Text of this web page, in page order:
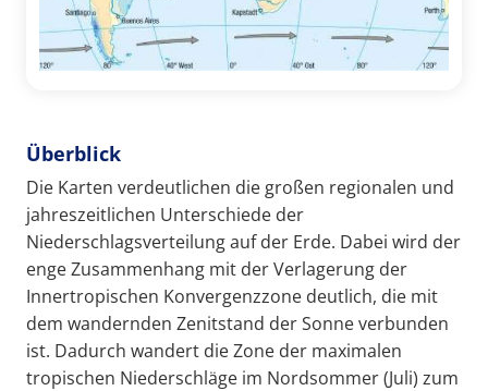
Überblick
Die Karten verdeutlichen die großen regionalen und
jahreszeitlichen Unterschiede der
Niederschlagsverteilung auf der Erde. Dabei wird der
enge Zusammenhang mit der Verlagerung der
Innertropischen Konvergenzzone deutlich, die mit
dem wandernden Zenitstand der Sonne verbunden
ist. Dadurch wandert die Zone der maximalen
tropischen Niederschläge im Nordsommer (Juli) zum